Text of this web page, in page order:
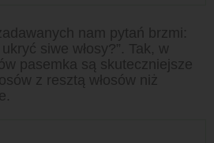
nam pytań brzmi:
siwe włosy?”. Tak, w
pasemka są skuteczniejsze
z resztą włosów niż